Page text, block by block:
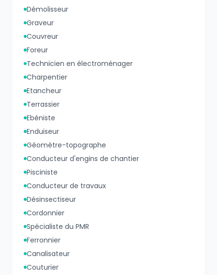
Démolisseur
Graveur
Couvreur
Foreur
Technicien en électroménager
Charpentier
Etancheur
Terrassier
Ebéniste
Enduiseur
Géomètre-topographe
Conducteur d'engins de chantier
Pisciniste
Conducteur de travaux
Désinsectiseur
Cordonnier
Spécialiste du PMR
Ferronnier
Canalisateur
Couturier